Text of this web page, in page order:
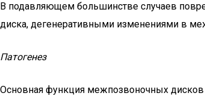
В подавляющем большинстве случаев
диска, дегенеративными изменениями в
Патогенез
Основная функция межпозвоночных